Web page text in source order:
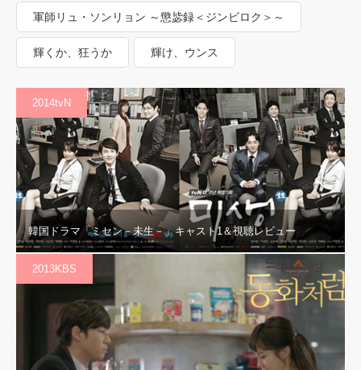
軍師リュ・ソンリョン ～懲毖録＜ジンビロク＞～
輝くか、狂うか 輝け、ウンス
2014tvN
韓国ドラマ「ミセン－未生－」キャスト1＆視聴レビュー
2013KBS